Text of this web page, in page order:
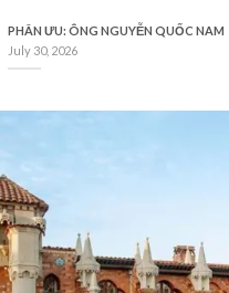
PHÂN ƯU: ÔNG NGUYỄN QUỐC NAM
July 30, 2026